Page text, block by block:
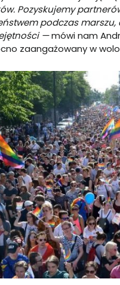
ów. Pozyskujemy partneró
podczas
—mówi nam
zaangażowany w